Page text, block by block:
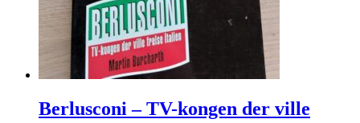
Berlusconi – TV-kongen der ville